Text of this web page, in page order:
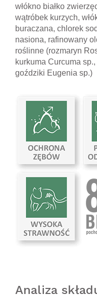
włókno białko
wątróbek kurzych,
buraczana, chlorek
nasiona, rafinowany
roślinne (rozmaryn
kurkuma Curcuma
goździki Eugenia sp.)
Analiza